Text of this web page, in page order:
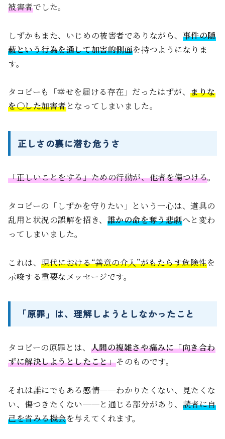
被害者でした。
しずかもまた、いじめの被害者でありながら、 事件の隠
蔽という行為を通して加害的側面を持つようになりま
す。
タコピーも「幸せを届ける存在」だったはずが、まりな
を〇した加害者となってしまいました。
正しさの裏に潜む危うさ
「正しいことをする」ための行動が、他者を傷つける。
タコピーの「しずかを守りたい」という一心は、道具の
乱用と状況の誤解を招き、 誰かの命を奪う悲劇へと変わ
ってしまいました。
これは、現代における“善意の介入”がもたらす危険性を
示唆する重要なメッセージです。
「原罪」は、理解しようとしなかったこと
タコピーの原罪とは、 人間の複雑さや痛みに「向き合わ
ずに解決しようとしたこと」そのものです。
それは誰にでもある感情──わかりたくない、見たくな
い、傷つきたくない──と通じる部分があり、 読者に自
己を省みる機会を与えてくれます。